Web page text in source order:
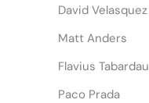
David Velasquez
Matt Anders
Flavius Tabardau
Paco Prada